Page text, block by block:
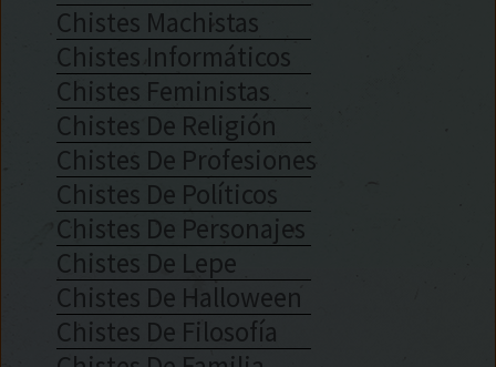
Chistes Machistas
Chistes Informáticos
Chistes Feministas
Chistes De Religión
Chistes De Profesiones
Chistes De Políticos
Chistes De Personajes
Chistes De Lepe
Chistes De Halloween
Chistes De Filosofía